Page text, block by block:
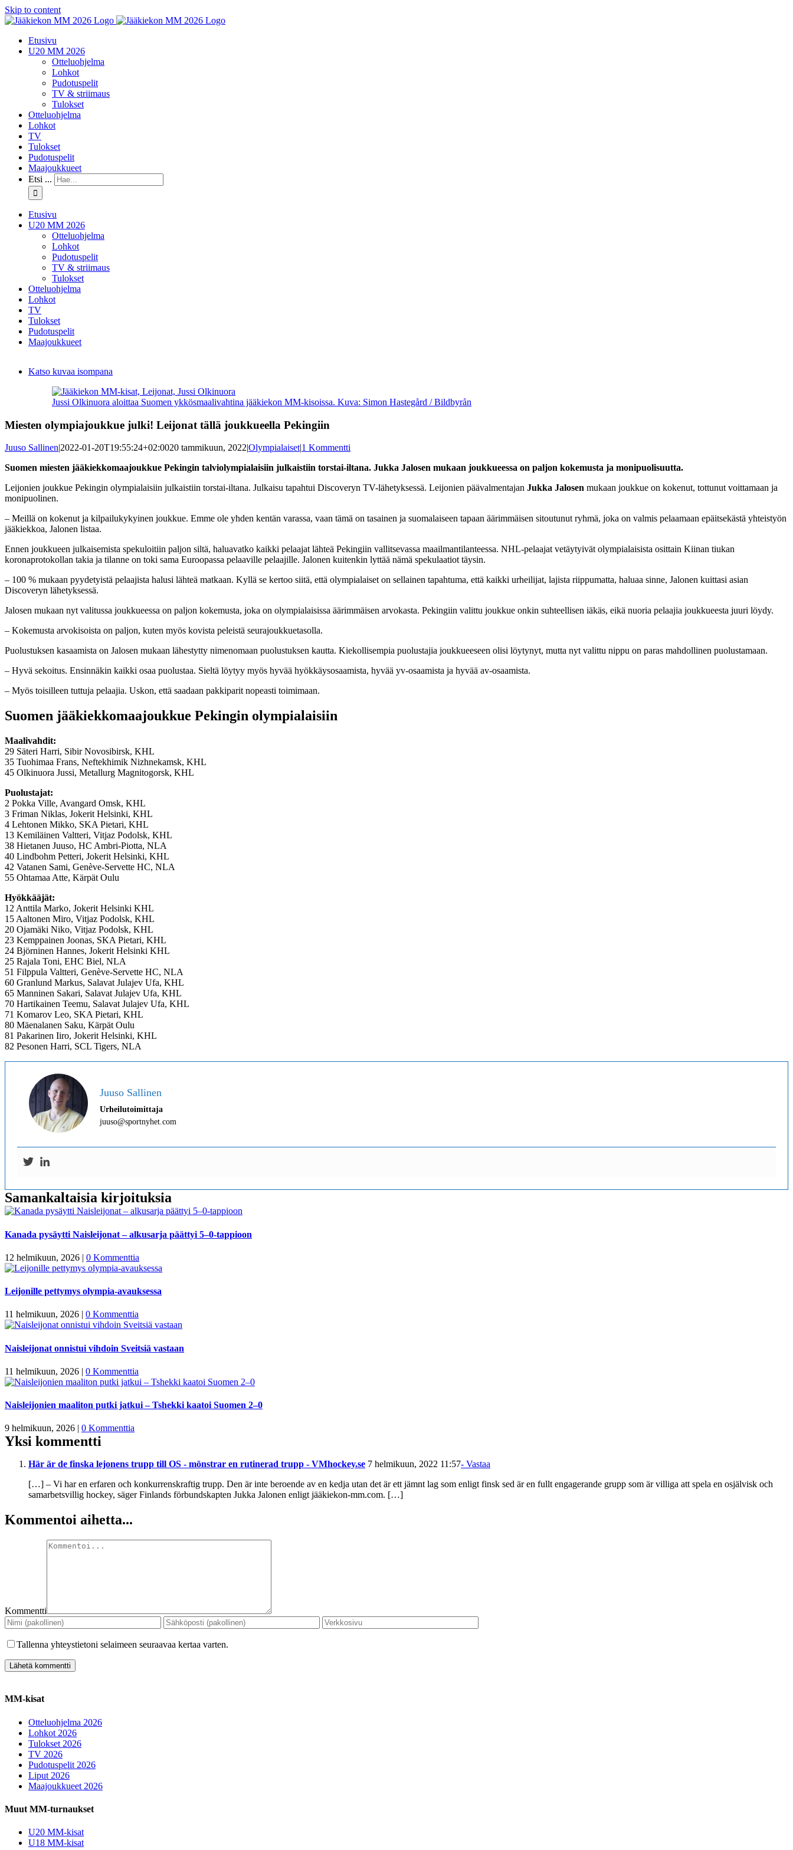
Skip to content
Etusivu
U20 MM 2026
Otteluohjelma
Lohkot
Pudotuspelit
TV & striimaus
Tulokset
Otteluohjelma
Lohkot
TV
Tulokset
Pudotuspelit
Maajoukkueet
Etsi ...
Etusivu
U20 MM 2026
Otteluohjelma
Lohkot
Pudotuspelit
TV & striimaus
Tulokset
Otteluohjelma
Lohkot
TV
Tulokset
Pudotuspelit
Maajoukkueet
Katso kuvaa isompana
Jussi Olkinuora aloittaa Suomen ykkösmaalivahtina jääkiekon MM-kisoissa. Kuva: Simon Hastegård / Bildbyrån
Miesten olympiajoukkue julki! Leijonat tällä joukkueella Pekingiin
Juuso Sallinen|2022-01-20T19:55:24+02:0020 tammikuun, 2022|Olympialaiset|1 Kommentti
Suomen miesten jääkiekkomaajoukkue Pekingin talviolympialaisiin julkaistiin torstai-iltana. Jukka Jalosen mukaan joukkueessa on paljon kokemusta ja monipuolisuutta.
Leijonien joukkue Pekingin olympialaisiin julkaistiin torstai-iltana. Julkaisu tapahtui Discoveryn TV-lähetyksessä. Leijonien päävalmentajan Jukka Jalosen mukaan joukkue on kokenut, tottunut voittamaan ja
monipuolinen.
– Meillä on kokenut ja kilpailukykyinen joukkue. Emme ole yhden kentän varassa, vaan tämä on tasainen ja suomalaiseen tapaan äärimmäisen sitoutunut ryhmä, joka on valmis pelaamaan epäitsekästä yhteistyön
jääkiekkoa, Jalonen listaa.
Ennen joukkueen julkaisemista spekuloitiin paljon siltä, haluavatko kaikki pelaajat lähteä Pekingiin vallitsevassa maailmantilanteessa. NHL-pelaajat vetäytyivät olympialaisista osittain Kiinan tiukan
koronaprotokollan takia ja tilanne on toki sama Euroopassa pelaaville pelaajille. Jalonen kuitenkin lyttää nämä spekulaatiot täysin.
– 100 % mukaan pyydetyistä pelaajista halusi lähteä matkaan. Kyllä se kertoo siitä, että olympialaiset on sellainen tapahtuma, että kaikki urheilijat, lajista riippumatta, haluaa sinne, Jalonen kuittasi asian
Discoveryn lähetyksessä.
Jalosen mukaan nyt valitussa joukkueessa on paljon kokemusta, joka on olympialaisissa äärimmäisen arvokasta. Pekingiin valittu joukkue onkin suhteellisen iäkäs, eikä nuoria pelaajia joukkueesta juuri löydy.
– Kokemusta arvokisoista on paljon, kuten myös kovista peleistä seurajoukkuetasolla.
Puolustuksen kasaamista on Jalosen mukaan lähestytty nimenomaan puolustuksen kautta. Kiekollisempia puolustajia joukkueeseen olisi löytynyt, mutta nyt valittu nippu on paras mahdollinen puolustamaan.
– Hyvä sekoitus. Ensinnäkin kaikki osaa puolustaa. Sieltä löytyy myös hyvää hyökkäysosaamista, hyvää yv-osaamista ja hyvää av-osaamista.
– Myös toisilleen tuttuja pelaajia. Uskon, että saadaan pakkiparit nopeasti toimimaan.
Suomen jääkiekkomaajoukkue Pekingin olympialaisiin
Maalivahdit:
29 Säteri Harri, Sibir Novosibirsk, KHL
35 Tuohimaa Frans, Neftekhimik Nizhnekamsk, KHL
45 Olkinuora Jussi, Metallurg Magnitogorsk, KHL
Puolustajat:
2 Pokka Ville, Avangard Omsk, KHL
3 Friman Niklas, Jokerit Helsinki, KHL
4 Lehtonen Mikko, SKA Pietari, KHL
13 Kemiläinen Valtteri, Vitjaz Podolsk, KHL
38 Hietanen Juuso, HC Ambri-Piotta, NLA
40 Lindbohm Petteri, Jokerit Helsinki, KHL
42 Vatanen Sami, Genève-Servette HC, NLA
55 Ohtamaa Atte, Kärpät Oulu
Hyökkääjät:
12 Anttila Marko, Jokerit Helsinki KHL
15 Aaltonen Miro, Vitjaz Podolsk, KHL
20 Ojamäki Niko, Vitjaz Podolsk, KHL
23 Kemppainen Joonas, SKA Pietari, KHL
24 Björninen Hannes, Jokerit Helsinki KHL
25 Rajala Toni, EHC Biel, NLA
51 Filppula Valtteri, Genève-Servette HC, NLA
60 Granlund Markus, Salavat Julajev Ufa, KHL
65 Manninen Sakari, Salavat Julajev Ufa, KHL
70 Hartikainen Teemu, Salavat Julajev Ufa, KHL
71 Komarov Leo, SKA Pietari, KHL
80 Mäenalanen Saku, Kärpät Oulu
81 Pakarinen Iiro, Jokerit Helsinki, KHL
82 Pesonen Harri, SCL Tigers, NLA
Juuso Sallinen
Urheilutoimittaja
juuso@sportnyhet.com
Samankaltaisia kirjoituksia
Kanada pysäytti Naisleijonat – alkusarja päättyi 5–0-tappioon
12 helmikuun, 2026 | 0 Kommenttia
Leijonille pettymys olympia-avauksessa
11 helmikuun, 2026 | 0 Kommenttia
Naisleijonat onnistui vihdoin Sveitsiä vastaan
11 helmikuun, 2026 | 0 Kommenttia
Naisleijonien maaliton putki jatkui – Tshekki kaatoi Suomen 2–0
9 helmikuun, 2026 | 0 Kommenttia
Yksi kommentti
Här är de finska lejonens trupp till OS - mönstrar en rutinerad trupp - VMhockey.se 7 helmikuun, 2022 11:57- Vastaa
[…] – Vi har en erfaren och konkurrenskraftig trupp. Den är inte beroende av en kedja utan det är ett jämnt lag som enligt finsk sed är en fullt engagerande grupp som är villiga att spela en osjälvisk och
samarbetsvillig hockey, säger Finlands förbundskapten Jukka Jalonen enligt jääkiekon-mm.com. […]
Kommentoi aihetta...
Kommentti
Tallenna yhteystietoni selaimeen seuraavaa kertaa varten.
MM-kisat
Otteluohjelma 2026
Lohkot 2026
Tulokset 2026
TV 2026
Pudotuspelit 2026
Liput 2026
Maajoukkueet 2026
Muut MM-turnaukset
U20 MM-kisat
U18 MM-kisat